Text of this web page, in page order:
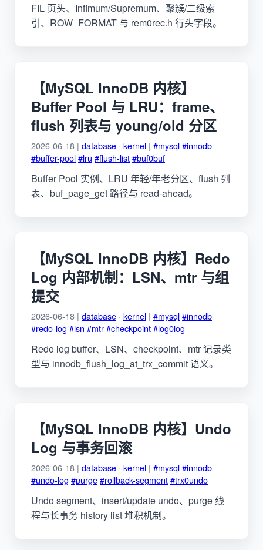
FIL 页头、Infimum/Supremum、聚簇/二级索
引、ROW_FORMAT 与 rem0rec.h 行头字段。
【MySQL InnoDB 内核】
Buffer Pool 与 LRU：frame、
flush 列表与 young/old 分区
2026-06-18 | database · kernel | #mysql#innodb
#buffer-pool#lru #flush-list#buf0buf
Buffer Pool 实例、LRU 年轻/年老分区、flush 列
表、buf_page_get 路径与 read-ahead。
【MySQL InnoDB 内核】Redo
Log 内部机制：LSN、mtr 与组
提交
2026-06-18 | database · kernel | #mysql#innodb
#redo-log #lsn #mtr#checkpoint#log0log
Redo log buffer、LSN、checkpoint、mtr 记录类
型与 innodb_flush_log_at_trx_commit 语义。
【MySQL InnoDB 内核】Undo
Log 与事务回滚
2026-06-18 | database · kernel | #mysql#innodb
#undo-log #purge#rollback-segment#trx0undo
Undo segment、insert/update undo、purge 线
程与长事务 history list 堆积机制。